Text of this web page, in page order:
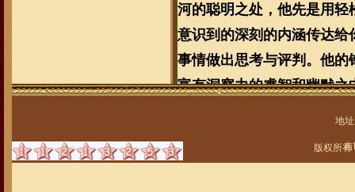
河的聪明之处，他先是用
意识到的深刻的内涵传达
事情做出思考与评判。他
富有洞察力的睿智和幽默之
他最喜
二月河写出这样的宏
地
版权所